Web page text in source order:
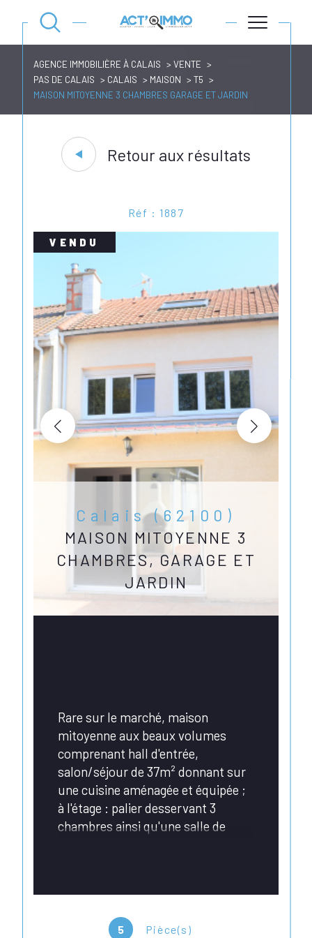
AGENCE IMMOBILIÈRE À CALAIS
VENTE
PAS DE CALAIS
CALAIS MAISON
T5
MAISON MITOYENNE 3 CHAMBRES GARAGE ET JARDIN
Retour aux résultats
Réf : 1887
VENDU
Calais (62100)
MAISON MITOYENNE 3
CHAMBRES, GARAGE ET
JARDIN
5 Pièce(s)
Rare sur le marché, maison
mitoyenne aux beaux volumes
comprenant hall d'entrée,
salon/séjour de 37m² donnant sur
une cuisine aménagée et équipée ;
à l'étage : palier desservant 3
chambres ainsi qu'une salle de
une très grande terrasse avec